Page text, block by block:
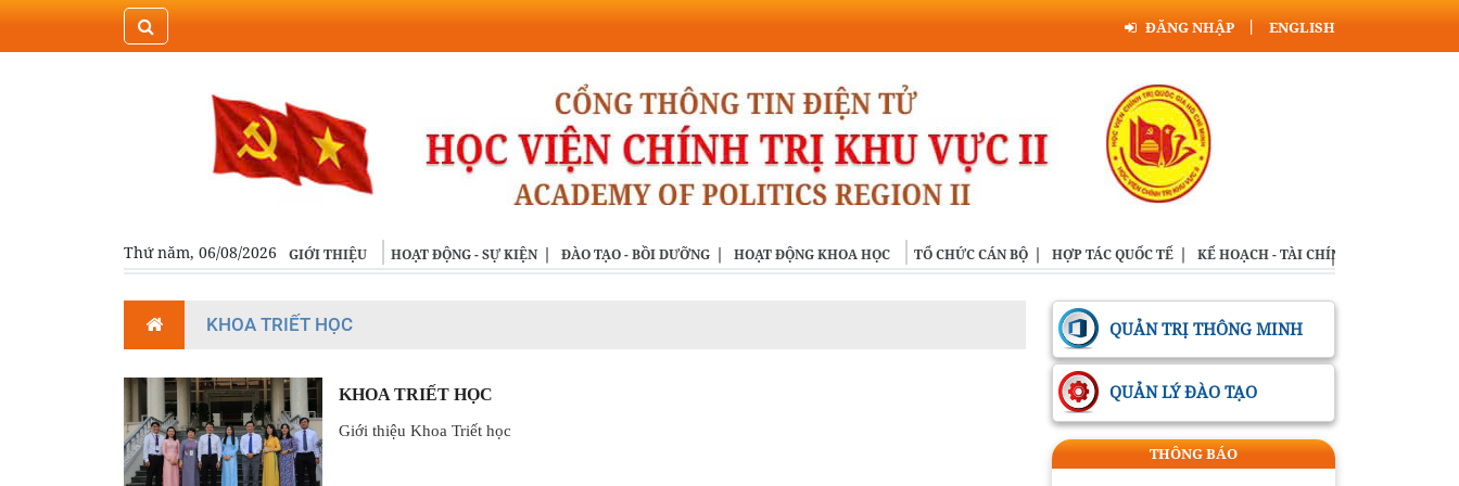
ĐĂNG NHẬP ENGLISH
Thứ năm, 06/08/2026 GIỚI THIỆU HOẠT ĐỘNG - SỰ KIỆN ĐÀO TẠO - BỒI DƯỠNG HOẠT ĐỘNG KHOA HỌC TỔ CHỨC CÁN BỘ HỢP TÁC QUỐC TẾ KẾ HOẠCH - TÀI CHÍNH
KHOA TRIẾT HỌC
KHOA TRIẾT HỌC
Giới thiệu Khoa Triết học
QUẢN TRỊ THÔNG MINH
QUẢN LÝ ĐÀO TẠO
THÔNG BÁO
nỗi đau đồng bào Thể loại: Báo điện
tử
KHI SỰ IM LẶNG KHÔNG CÒN VÔ
CAN Thể loại: Báo điện tử
XÂY DỰNG XÃ HỘI TRẬT TỰ, KỶ
CƯƠNG, AN TOÀN, LÀNH MẠNH